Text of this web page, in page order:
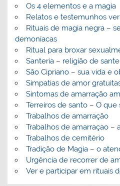
Os 4 elementos e a magia
Relatos e testemunhos
Rituais de magia negra –
demoníacas
Ritual para broxar
Santeria – religião de
São Cipriano – sua vida e
Simpatias de amor
Sintomas de amarração
Terreiros de santo – O que
Trabalhos de amarração
Trabalhos de amarraçao –
Trabalhos de cemitério
Tradição de Magia – o
Urgência de recorrer de
Ver e participar em rituais